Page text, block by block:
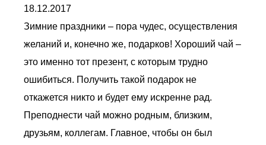
18.12.2017
Зимние праздники – пора чудес, осуществления
желаний и, конечно же, подарков! Хороший чай –
это именно тот презент, с которым трудно
ошибиться. Получить такой подарок не
откажется никто и будет ему искренне рад.
Преподнести чай можно родным, близким,
друзьям, коллегам. Главное, чтобы он был